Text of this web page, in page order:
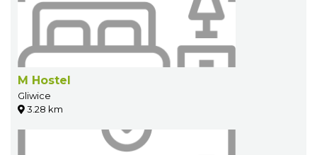
M Hostel
Gliwice
3.28 km